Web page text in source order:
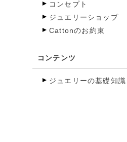
コンセプト
ジュエリーショップ
Cattonのお約束
コンテンツ
ジュエリーの基礎知識